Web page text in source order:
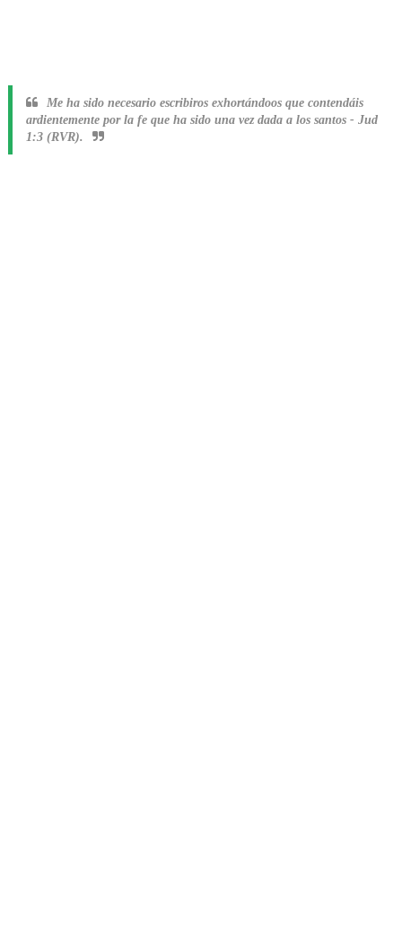
Me ha sido necesario escribiros exhortándoos que contendáis
ardientemente por la fe que ha sido una vez dada a los santos - Jud
1:3 (RVR).